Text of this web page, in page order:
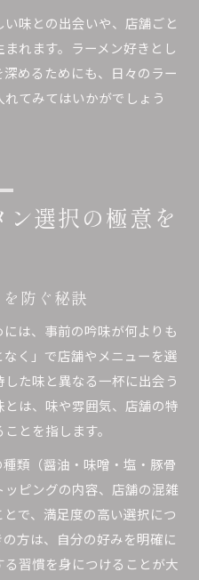
味との出会いや、店舗ごと
れます。ラーメン好きとし
めるためにも、日々のラー
てみてはいかがでしょう
選択の極意を
防ぐ秘訣
は、事前の吟味が何よりも
く」で店舗やメニューを選
た味と異なる一杯に出会う
は、味や雰囲気、店舗の特
とを指します。
類（醤油・味噌・塩・豚骨
ピングの内容、店舗の混雑
で、満足度の高い選択につ
方は、自分の好みを明確に
習慣を身につけることが大